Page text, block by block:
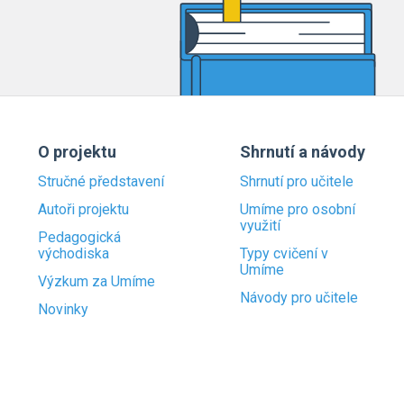
O projektu
Stručné představení
Autoři projektu
Pedagogická
východiska
Výzkum za Umíme
Novinky
Shrnutí a návody
Shrnutí pro učitele
Umíme pro osobní
využití
Typy cvičení v
Umíme
Návody pro učitele